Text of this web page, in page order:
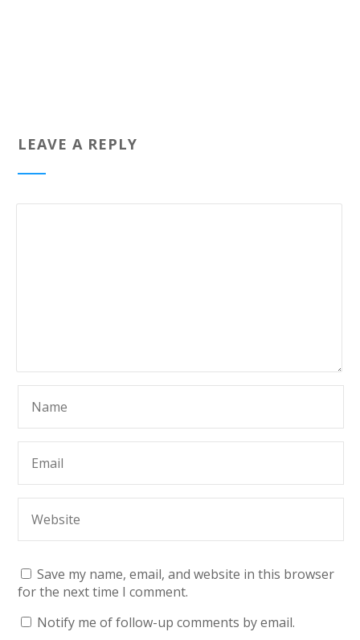
LEAVE A REPLY
Save my name, email, and website in this browser
for the next time I comment.
Notify me of follow-up comments by email.